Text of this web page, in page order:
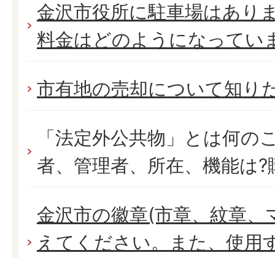
金沢市役所に駐車場はあり
料金はどのようになってい
市有地の売却について知り
「法定外公共物」とは何の
者、管理者、所在、機能は
金沢市の徽章(市章、紋章、
えてください。また、使用